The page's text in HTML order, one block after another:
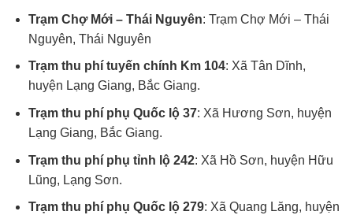
Trạm Chợ Mới – Thái Nguyên: Trạm Chợ Mới – Thái
Nguyên, Thái Nguyên
Trạm thu phí tuyến chính Km 104: Xã Tân Dĩnh,
huyện Lạng Giang, Bắc Giang.
Trạm thu phí phụ Quốc lộ 37: Xã Hương Sơn, huyện
Lạng Giang, Bắc Giang.
Trạm thu phí phụ tỉnh lộ 242: Xã Hồ Sơn, huyện Hữu
Lũng, Lạng Sơn.
Trạm thu phí phụ Quốc lộ 279: Xã Quang Lăng, huyện